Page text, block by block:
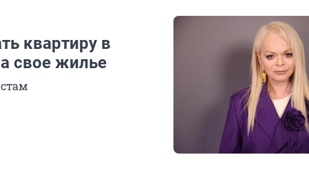
квартиру в
свое жилье